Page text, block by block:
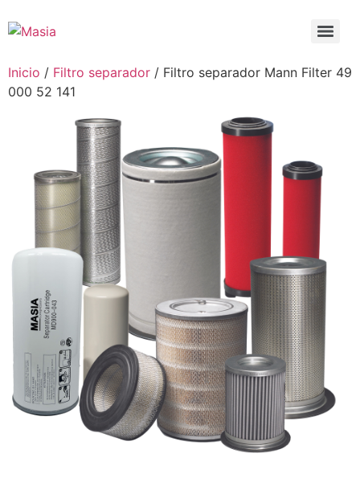
Inicio / Filtro separador / Filtro separador Mann Filter 49
000 52 141